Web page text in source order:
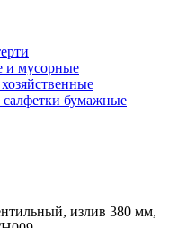
и мусорные
бумажные
излив 380 мм,